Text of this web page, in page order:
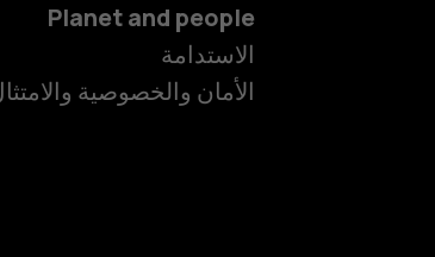
الهواتف الذكية
Planet and people
الاستدامة
الأمان والخصوصية